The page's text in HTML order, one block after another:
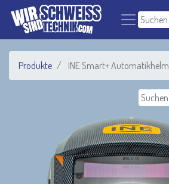
Produkte INE Smart+ Automatikhelm